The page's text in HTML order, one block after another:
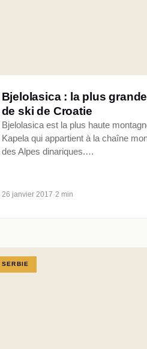
Bjelolasica : la plus
de ski de Croatie
Bjelolasica est la plus haute
Kapela qui appartient à la chaîne
des Alpes dinariques.…
26 janvier 2017·2 min
SERBIE